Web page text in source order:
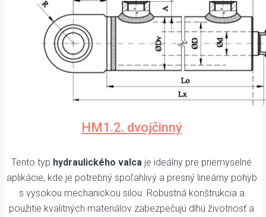
HM1.2. dvojčinný
Tento typ hydraulického valca je ideálny pre priemyselné
aplikácie, kde je potrebný spoľahlivý a presný lineárny pohyb
s vysokou mechanickou silou. Robustná konštrukcia a
použitie kvalitných materiálov zabezpečujú dlhú životnosť a